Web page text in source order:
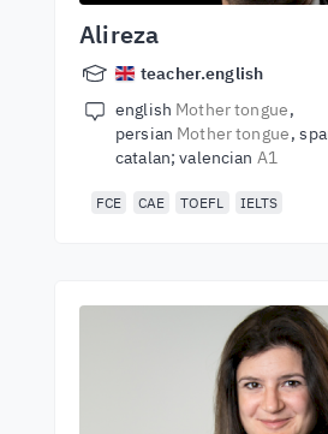
Alireza
teacher.english
english Mother tongue
persian Mother tongue
catalan; valencian A1
FCE CAE TOEFL IELTS